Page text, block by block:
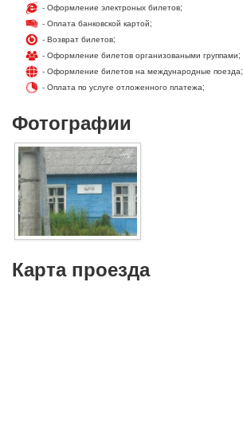
- Оформление электроных билетов;
- Оплата банковской картой;
- Возврат билетов;
- Оформление билетов организоваными группами;
- Оформление билетов на международные поезда;
- Оплата по услуге отложенного платежа;
Фотографии
Карта проезда